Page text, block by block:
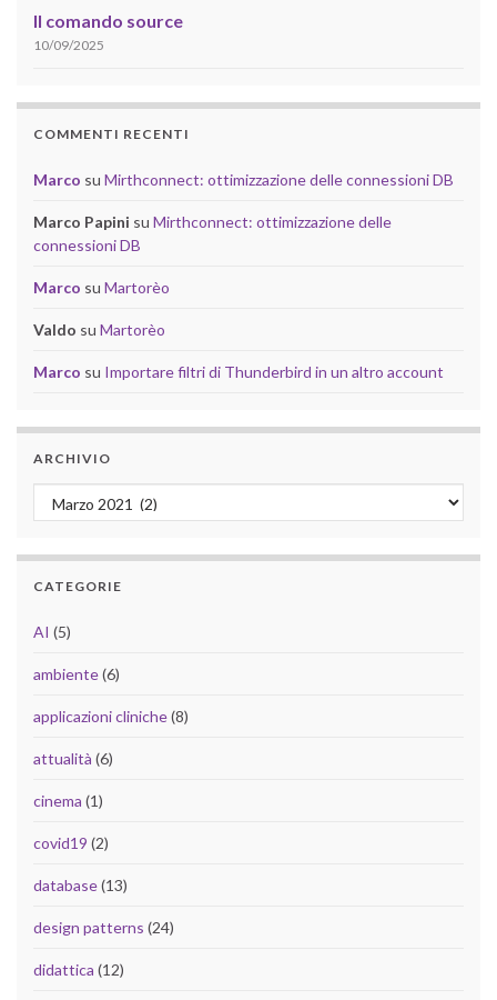
Il comando source
10/09/2025
COMMENTI RECENTI
Marco su Mirthconnect: ottimizzazione delle connessioni DB
Marco Papini su Mirthconnect: ottimizzazione delle
connessioni DB
Marco su Martorèo
Valdo su Martorèo
Marco su Importare filtri di Thunderbird in un altro account
ARCHIVIO
Archivio
CATEGORIE
AI (5)
ambiente(6)
applicazioni cliniche(8)
attualità (6)
cinema (1)
covid19 (2)
database(13)
design patterns (24)
didattica (12)